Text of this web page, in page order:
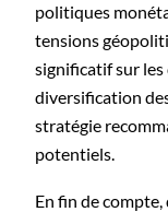
politiques
tensions
significatif sur les
diversification
stratégie
potentiels.
En fin de